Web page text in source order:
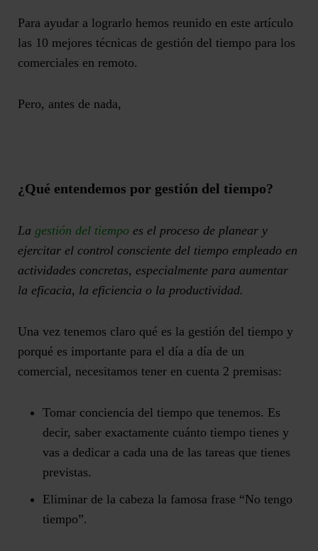
Para ayudar a lograrlo hemos reunido en este artículo
las 10 mejores técnicas de gestión del tiempo para los
comerciales en remoto.
Pero, antes de nada,
¿Qué entendemos por gestión del tiempo?
La gestión del tiempo es el proceso de planear y
ejercitar el control consciente del tiempo empleado en
actividades concretas, especialmente para aumentar
la eficacia, la eficiencia o la productividad.
Una vez tenemos claro qué es la gestión del tiempo y
porqué es importante para el día a día de un
comercial, necesitamos tener en cuenta 2 premisas:
Tomar conciencia del tiempo que tenemos. Es
decir, saber exactamente cuánto tiempo tienes y
vas a dedicar a cada una de las tareas que tienes
previstas.
Eliminar de la cabeza la famosa frase “No tengo
tiempo”.